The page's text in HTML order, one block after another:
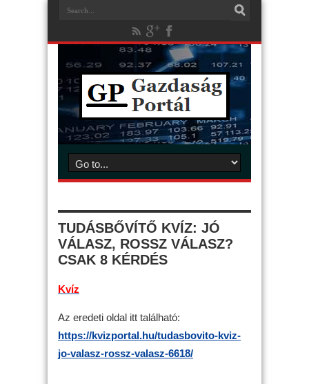
TUDÁSBŐVÍTŐ KVÍZ: JÓ
VÁLASZ, ROSSZ VÁLASZ?
CSAK 8 KÉRDÉS
Kvíz
Az eredeti oldal itt található:
https://kvizportal.hu/tudasbovito-kviz-
jo-valasz-rossz-valasz-6618/